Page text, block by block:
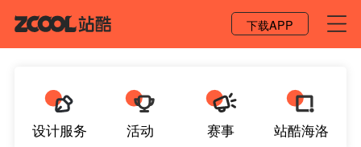
下载APP
设计服务 活动 赛事 站酷海洛